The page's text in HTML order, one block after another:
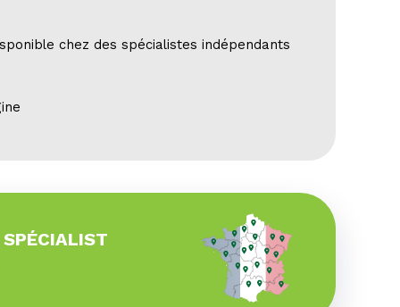
chez des spécialistes indépendants